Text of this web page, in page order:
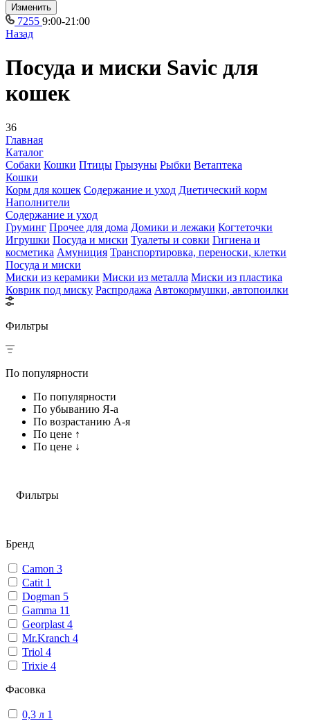
Изменить
7255 9:00-21:00
Назад
Посуда и миски Savic для
кошек
36
Главная
Каталог
Собаки Кошки Птицы Грызуны Рыбки Ветаптека
Кошки
Корм для кошек Содержание и уход Диетический корм
Наполнители
Содержание и уход
Груминг Прочее для дома Домики и лежаки Когтеточки
Игрушки Посуда и миски Туалеты и совки Гигиена и
косметика Амуниция Транспортировка, переноски, клетки
Посуда и миски
Миски из керамики Миски из металла Миски из пластика
Коврик под миску Распродажа Автокормушки, автопоилки
Фильтры
По популярности
По популярности
По убыванию Я-а
По возрастанию А-я
По цене ↑
По цене ↓
Фильтры
Бренд
Camon 3
Catit 1
Dogman 5
Gamma 11
Georplast 4
Mr.Kranch 4
Triol 4
Trixie 4
Фасовка
0,3 л 1